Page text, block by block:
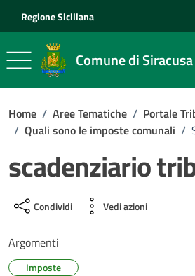
Regione Siciliana
Comune di Siracusa
Home / Aree Tematiche / Portale
/ Quali sono le imposte comunali /
scadenziario
Condividi Vedi azioni
Argomenti
Imposte